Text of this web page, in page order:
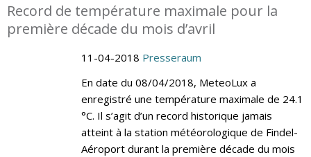
Record de température maximale pour la
première décade du mois d’avril
11-04-2018 Presseraum
En date du 08/04/2018, MeteoLux a
enregistré une température maximale de 24.1
°C. Il s’agit d’un record historique jamais
atteint à la station météorologique de Findel-
Aéroport durant la première décade du mois